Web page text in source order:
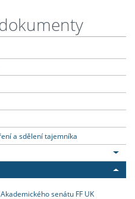
a sdělení tajemníka
senátu FF UK